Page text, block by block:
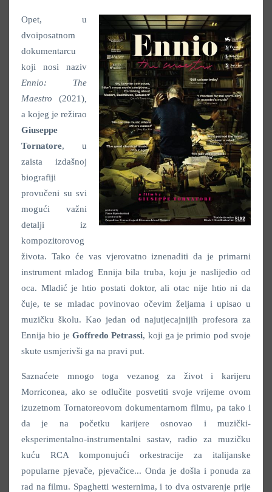
Opet, u
dvoiposatnom
dokumentarcu
koji nosi naziv
Ennio: The
Maestro (2021)
a kojeg je režirao
Giuseppe
Tornatore, u
zaista izdašnoj
biografiji
provučeni su svi
mogući važni
detalji iz
kompozitorovog
života. Tako će vas vjerovatno iznenaditi da je primarni
instrument mladog Ennija bila truba, koju je naslijedio od
oca. Mladić je htio postati doktor, ali otac nije htio ni da
čuje, te se mladac povinovao očevim željama i upisao u
muzičku školu. Kao jedan od najutjecajnijih profesora za
Ennija bio je Goffredo Petrassi, koji ga je primio pod svoje
skute usmjerivši ga na pravi put.
Saznaćete mnogo toga vezanog za život i karijeru
Morriconea, ako se odlučite posvetiti svoje vrijeme ovom
izuzetnom Tornatoreovom dokumentarnom filmu, pa tako i
da je na početku karijere osnovao i muzički-
eksperimentalno-instrumentalni sastav, radio za muzičku
kuću RCA komponujući orkestracije za italijanske
popularne pjevače, pjevačice... Onda je došla i ponuda za
rad na filmu. Spaghetti westernima, i to dva ostvarenje prije